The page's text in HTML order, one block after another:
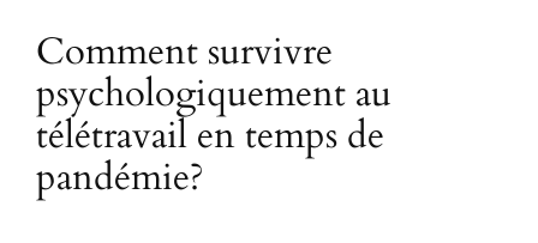
Comment survivre
psychologiquement au
télétravail en temps de
pandémie?